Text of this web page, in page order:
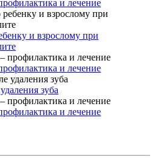
и лечение
и взрослому при
и лечение
зуба
и лечение